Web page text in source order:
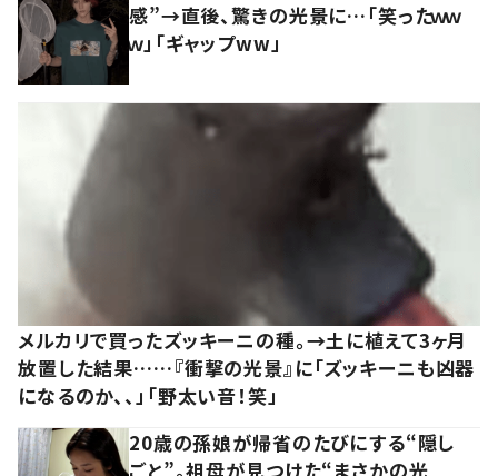
感”→直後、驚きの光景に…「笑ったｗｗ
ｗ」「ギャップww」
メルカリで買ったズッキーニの種。→土に植えて3ヶ月
放置した結果……『衝撃の光景』に「ズッキーニも凶器
になるのか、、」「野太い音！笑」
20歳の孫娘が帰省のたびにする“隠し
ごと”。祖母が見つけた“まさかの光